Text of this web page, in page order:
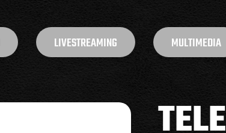
LIVESTREAMING MULTIMEDIA